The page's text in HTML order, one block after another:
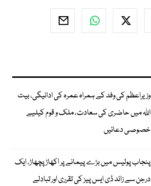
وزیراعظم کی وفد کے ہمراہ عمرہ کی ادائیگی، بیت
اللہ میں حاضری کی سعادت، ملک و قوم کیلیے
خصوصی دعائیں
پنجاب پولیس میں بڑے پیمانے پر اکھاڑ پچھاڑ، ایک
درجن سے زائد ڈی ایس پیز کی تقرری اور تبادلے